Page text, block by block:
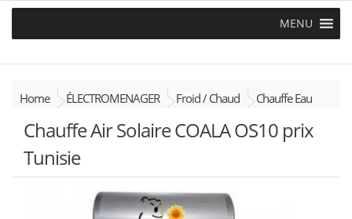
MENU
Home ÉLECTROMENAGER Froid / Chaud Chauffe Eau
Chauffe Air Solaire COALA OS10 prix
Tunisie